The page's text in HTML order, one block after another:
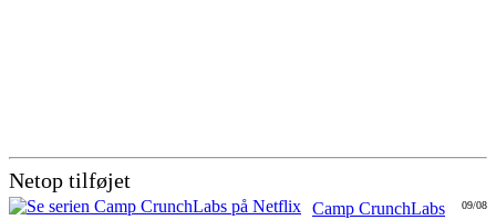
Netop tilføjet
09/08
Camp CrunchLabs